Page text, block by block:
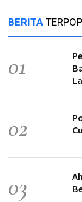
BERITA
01
02
03